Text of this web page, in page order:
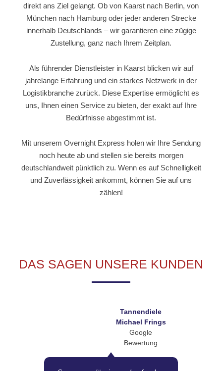
direkt ans Ziel gelangt. Ob von Kaarst nach Berlin, von
München nach Hamburg oder jeder anderen Strecke
innerhalb Deutschlands – wir garantieren eine zügige
Zustellung, ganz nach Ihrem Zeitplan.
Als führender Dienstleister in Kaarst blicken wir auf
jahrelange Erfahrung und ein starkes Netzwerk in der
Logistikbranche zurück. Diese Expertise ermöglicht es
uns, Ihnen einen Service zu bieten, der exakt auf Ihre
Bedürfnisse abgestimmt ist.
Mit unserem Overnight Express holen wir Ihre Sendung
noch heute ab und stellen sie bereits morgen
deutschlandweit pünktlich zu. Wenn es auf Schnelligkeit
und Zuverlässigkeit ankommt, können Sie auf uns
zählen!
DAS SAGEN UNSERE KUNDEN
Tannendiele
Michael Frings
Google
Bewertung